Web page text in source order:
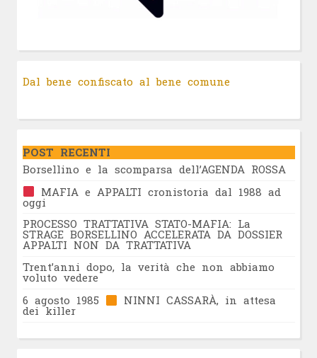
Dal bene confiscato al bene comune
POST RECENTI
Borsellino e la scomparsa dell’AGENDA ROSSA
MAFIA e APPALTI cronistoria dal 1988 ad
oggi
PROCESSO TRATTATIVA STATO-MAFIA: La
STRAGE BORSELLINO ACCELERATA DA DOSSIER
APPALTI NON DA TRATTATIVA
Trent’anni dopo, la verità che non abbiamo
voluto vedere
6 agosto 1985
NINNI CASSARÀ, in attesa
dei killer